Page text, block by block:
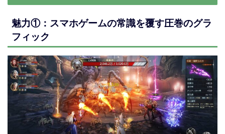
魅力①：スマホゲームの常識を覆す圧巻のグラ
フィック